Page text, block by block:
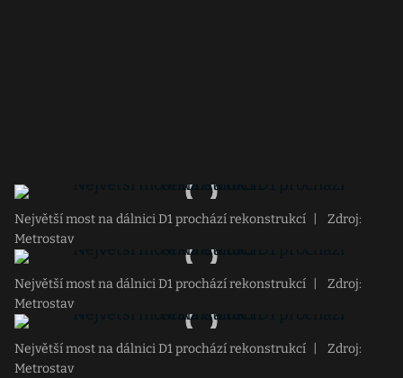
Největší most na dálnici D1 prochází rekonstrukcí
Zdroj:
Metrostav
Největší most na dálnici D1 prochází rekonstrukcí
Zdroj:
Metrostav
Největší most na dálnici D1 prochází rekonstrukcí
Zdroj:
Metrostav